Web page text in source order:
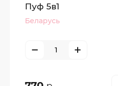
Пуф 5в1
Беларусь